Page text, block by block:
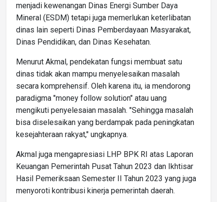
menjadi kewenangan Dinas Energi Sumber Daya
Mineral (ESDM) tetapi juga memerlukan keterlibatan
dinas lain seperti Dinas Pemberdayaan Masyarakat,
Dinas Pendidikan, dan Dinas Kesehatan.
Menurut Akmal, pendekatan fungsi membuat satu
dinas tidak akan mampu menyelesaikan masalah
secara komprehensif. Oleh karena itu, ia mendorong
paradigma "money follow solution" atau uang
mengikuti penyelesaian masalah. "Sehingga masalah
bisa diselesaikan yang berdampak pada peningkatan
kesejahteraan rakyat," ungkapnya.
Akmal juga mengapresiasi LHP BPK RI atas Laporan
Keuangan Pemerintah Pusat Tahun 2023 dan Ikhtisar
Hasil Pemeriksaan Semester II Tahun 2023 yang juga
menyoroti kontribusi kinerja pemerintah daerah.